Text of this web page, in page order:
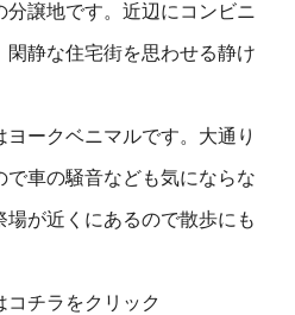
譲地です。近辺にコンビニ
静な住宅街を思わせる静け
ークベニマルです。大通り
車の騒音なども気にならな
が近くにあるので散歩にも
チラをクリック